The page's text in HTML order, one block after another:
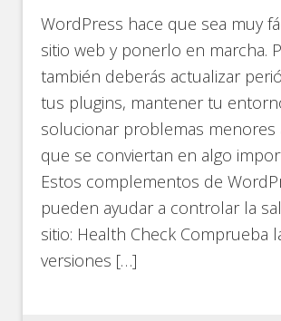
WordPress hace que sea muy
sitio web y ponerlo en marcha.
también deberás actualizar
tus plugins, mantener tu
solucionar problemas menores
que se conviertan en algo
Estos complementos de
pueden ayudar a controlar la
sitio: Health Check Comprueba
versiones […]